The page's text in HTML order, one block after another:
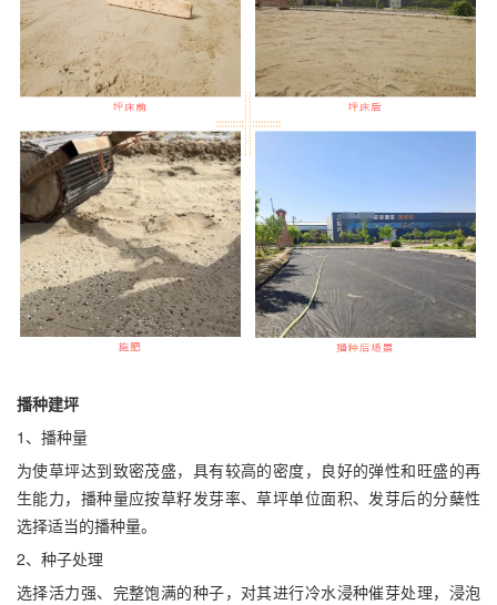
播种建坪
1、播种量
为使草坪达到致密茂盛，具有较高的密度，良好的弹性和旺盛的再
生能力，播种量应按草籽发芽率、草坪单位面积、发芽后的分蘖性
选择适当的播种量。
2、种子处理
选择活力强、完整饱满的种子，对其进行冷水浸种催芽处理，浸泡